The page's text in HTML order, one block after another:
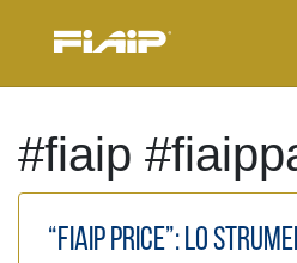
#fiaip
“FIAIP Price”: Lo